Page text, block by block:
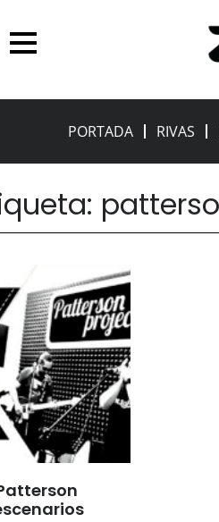
PORTADA RIVAS
Patterson